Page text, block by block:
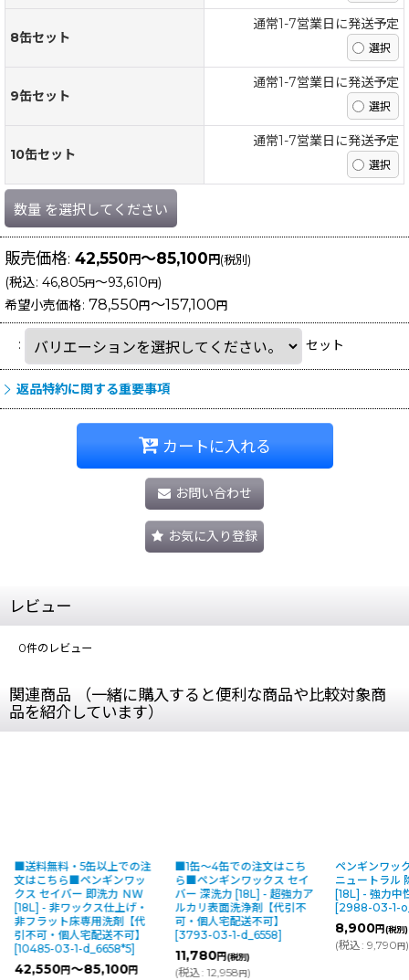
8缶セット
通常1-7営業日に発送予定
9缶セット
通常1-7営業日に発送予定
10缶セット
通常1-7営業日に発送予定
数量 を選択してください
販売価格: 42,550円～85,100円(税別)
(税込: 46,805円～93,610円)
希望小売価格: 78,550円～157,100円
: セット
返品特約に関する重要事項
カートに入れる
お問い合わせ
お気に入り登録
レビュー
0件のレビュー
関連商品 （一緒に購入すると便利な商品や比較対象商
品を紹介しています）
■送料無料・5缶以上での注
文はこちら■ペンギンワッ
クス セイバー 即洗力 ＮＷ
[18L] - 非ワックス仕上げ・
非フラット床専用洗剤【代
引不可・個人宅配送不可】
[10485-03-1-d_6658*5]
42,550円～85,100円
■1缶〜4缶での注文はこち
ら■ペンギンワックス セイ
バー 深洗力 [18L] - 超強力ア
ルカリ表面洗浄剤【代引不
可・個人宅配送不可】
[3793-03-1-d_6558]
11,780円(税別)
(税込: 12,958円)
ペンギンワッ
ニュートラル
[18L] - 強力中
[2988-03-1-
8,900円(税別)
(税込: 9,790円)